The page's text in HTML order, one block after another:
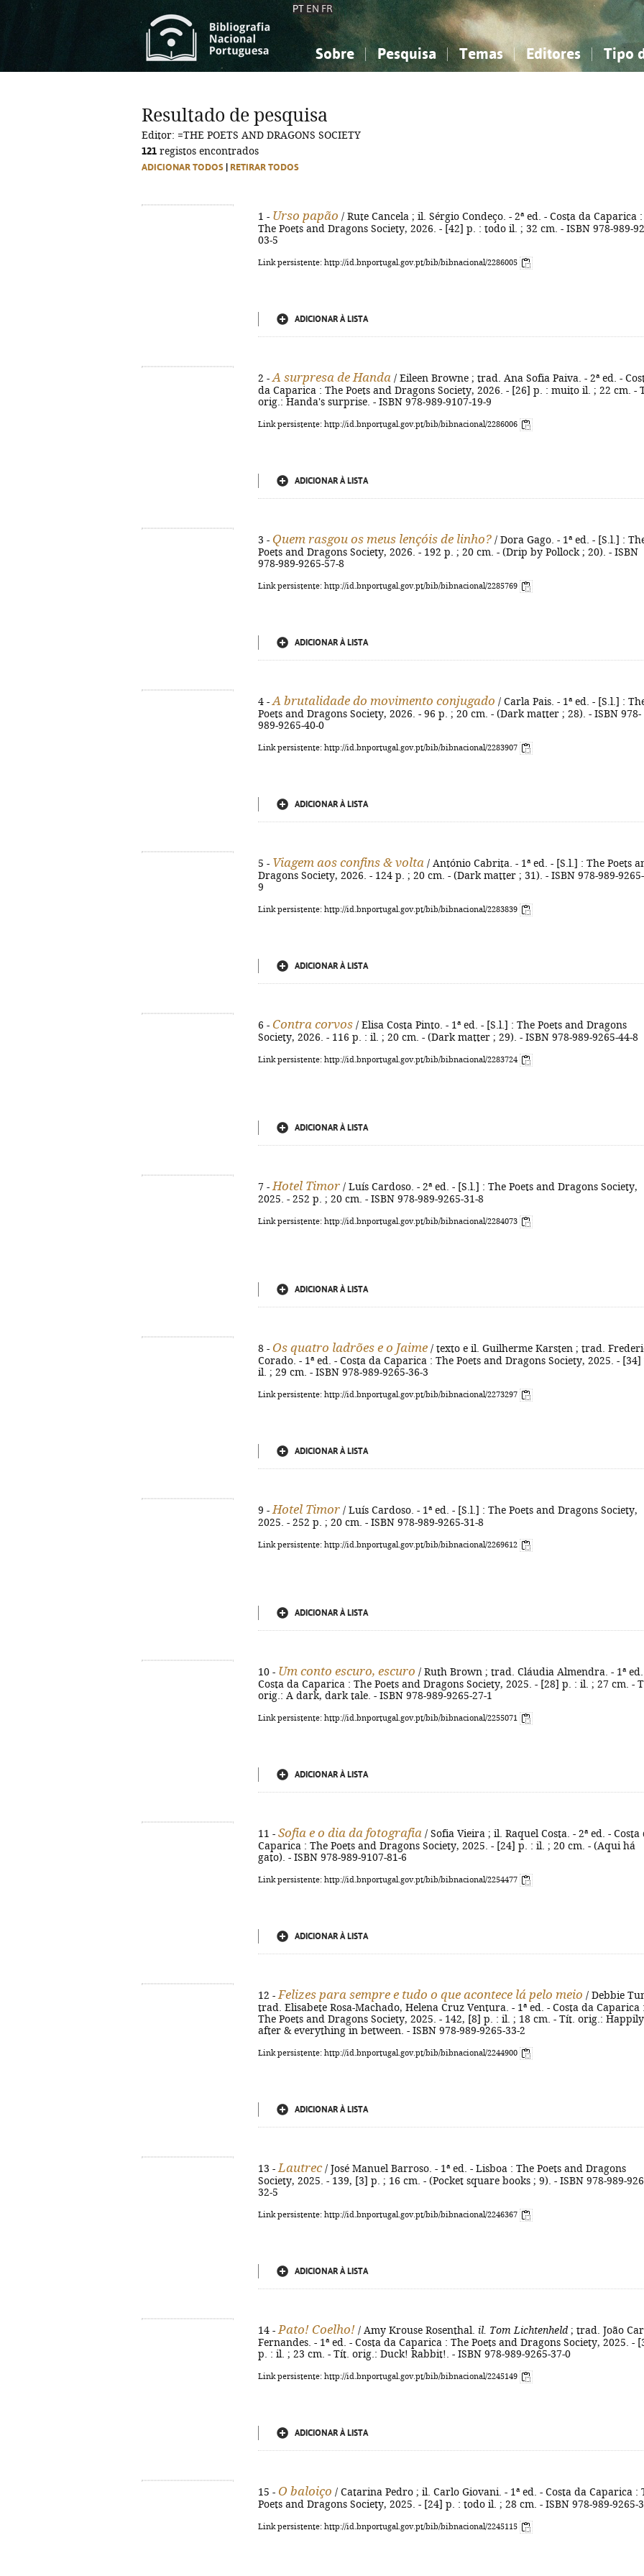
PT EN FR
Sobre Pesquisa Temas
Ciências sociais...
Editores Tipo
Ciências sociais...
Resultado de pesquisa
Editor: =THE POETS AND DRAGONS SOCIETY
121 registos encontrados
ADICIONAR TODOS RETIRAR TODOS
1 - Urso papão / Rute Cancela ; il. Sérgio Condeço. - 2ª ed. - Costa da Caparica :
The Poets and Dragons Society, 2026. - [42] p. : todo il. ; 32 cm. - ISBN 978-989-
03-5
Link persistente: http://id.bnportugal.gov.pt/bib/bibnacional/2286005
ADICIONAR À LISTA
2 - A surpresa de Handa / Eileen Browne ; trad. Ana Sofia Paiva. - 2ª ed. -
da Caparica : The Poets and Dragons Society, 2026. - [26] p. : muito il. ; 22 cm. -
orig.: Handa's surprise. - ISBN 978-989-9107-19-9
Link persistente: http://id.bnportugal.gov.pt/bib/bibnacional/2286006
ADICIONAR À LISTA
3 - Quem rasgou os meus lençóis de linho? / Dora Gago. - 1ª ed. - [S.l.] :
Poets and Dragons Society, 2026. - 192 p. ; 20 cm. - (Drip by Pollock ; 20). - ISBN
978-989-9265-57-8
Link persistente: http://id.bnportugal.gov.pt/bib/bibnacional/2285769
ADICIONAR À LISTA
4 - A brutalidade do movimento conjugado / Carla Pais. - 1ª ed. - [S.l.] :
Poets and Dragons Society, 2026. - 96 p. ; 20 cm. - (Dark matter ; 28). - ISBN 978-
989-9265-40-0
Link persistente: http://id.bnportugal.gov.pt/bib/bibnacional/2283907
ADICIONAR À LISTA
5 - Viagem aos confins & volta / António Cabrita. - 1ª ed. - [S.l.] : The Poets
Dragons Society, 2026. - 124 p. ; 20 cm. - (Dark matter ; 31). - ISBN 978-989-
9
Link persistente: http://id.bnportugal.gov.pt/bib/bibnacional/2283839
ADICIONAR À LISTA
6 - Contra corvos / Elisa Costa Pinto. - 1ª ed. - [S.l.] : The Poets and Dragons
Society, 2026. - 116 p. : il. ; 20 cm. - (Dark matter ; 29). - ISBN 978-989-9265-44-8
Link persistente: http://id.bnportugal.gov.pt/bib/bibnacional/2283724
ADICIONAR À LISTA
7 - Hotel Timor / Luís Cardoso. - 2ª ed. - [S.l.] : The Poets and Dragons Society,
2025. - 252 p. ; 20 cm. - ISBN 978-989-9265-31-8
Link persistente: http://id.bnportugal.gov.pt/bib/bibnacional/2284073
ADICIONAR À LISTA
8 - Os quatro ladrões e o Jaime / texto e il. Guilherme Karsten ; trad.
Corado. - 1ª ed. - Costa da Caparica : The Poets and Dragons Society, 2025. - [34]
il. ; 29 cm. - ISBN 978-989-9265-36-3
Link persistente: http://id.bnportugal.gov.pt/bib/bibnacional/2273297
ADICIONAR À LISTA
9 - Hotel Timor / Luís Cardoso. - 1ª ed. - [S.l.] : The Poets and Dragons Society,
2025. - 252 p. ; 20 cm. - ISBN 978-989-9265-31-8
Link persistente: http://id.bnportugal.gov.pt/bib/bibnacional/2269612
ADICIONAR À LISTA
10 - Um conto escuro, escuro / Ruth Brown ; trad. Cláudia Almendra. - 1ª
Costa da Caparica : The Poets and Dragons Society, 2025. - [28] p. : il. ; 27 cm. -
orig.: A dark, dark tale. - ISBN 978-989-9265-27-1
Link persistente: http://id.bnportugal.gov.pt/bib/bibnacional/2255071
ADICIONAR À LISTA
11 - Sofia e o dia da fotografia / Sofia Vieira ; il. Raquel Costa. - 2ª ed. - Costa
Caparica : The Poets and Dragons Society, 2025. - [24] p. : il. ; 20 cm. - (Aqui há
gato). - ISBN 978-989-9107-81-6
Link persistente: http://id.bnportugal.gov.pt/bib/bibnacional/2254477
ADICIONAR À LISTA
12 - Felizes para sempre e tudo o que acontece lá pelo meio / Debbie
trad. Elisabete Rosa-Machado, Helena Cruz Ventura. - 1ª ed. - Costa da Caparica :
The Poets and Dragons Society, 2025. - 142, [8] p. : il. ; 18 cm. - Tít. orig.: Happily
after & everything in between. - ISBN 978-989-9265-33-2
Link persistente: http://id.bnportugal.gov.pt/bib/bibnacional/2244900
ADICIONAR À LISTA
13 - Lautrec/ José Manuel Barroso. - 1ª ed. - Lisboa : The Poets and Dragons
Society, 2025. - 139, [3] p. ; 16 cm. - (Pocket square books ; 9). - ISBN 978-989-
32-5
Link persistente: http://id.bnportugal.gov.pt/bib/bibnacional/2246367
ADICIONAR À LISTA
14 - Pato! Coelho! / Amy Krouse Rosenthal. il. Tom Lichtenheld ; trad. João
Fernandes. - 1ª ed. - Costa da Caparica : The Poets and Dragons Society, 2025. -
p. : il. ; 23 cm. - Tít. orig.: Duck! Rabbit!. - ISBN 978-989-9265-37-0
Link persistente: http://id.bnportugal.gov.pt/bib/bibnacional/2245149
ADICIONAR À LISTA
15 - O baloiço / Catarina Pedro ; il. Carlo Giovani. - 1ª ed. - Costa da Caparica :
Poets and Dragons Society, 2025. - [24] p. : todo il. ; 28 cm. - ISBN 978-989-9265-
Link persistente: http://id.bnportugal.gov.pt/bib/bibnacional/2245115